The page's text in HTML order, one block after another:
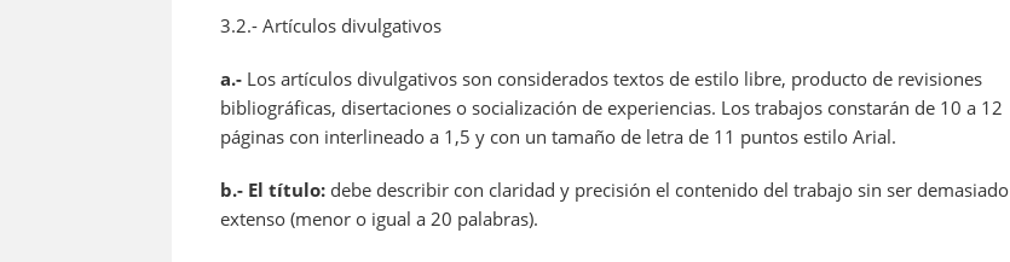
3.2.- Artículos divulgativos
a.- Los artículos divulgativos son considerados textos de estilo libre, producto de revisiones
bibliográficas, disertaciones o socialización de experiencias. Los trabajos constarán de 10 a 12
páginas con interlineado a 1,5 y con un tamaño de letra de 11 puntos estilo Arial.
b.- El título: debe describir con claridad y precisión el contenido del trabajo sin ser demasiado
extenso (menor o igual a 20 palabras).